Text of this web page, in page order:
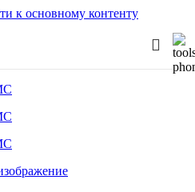
к основному контенту